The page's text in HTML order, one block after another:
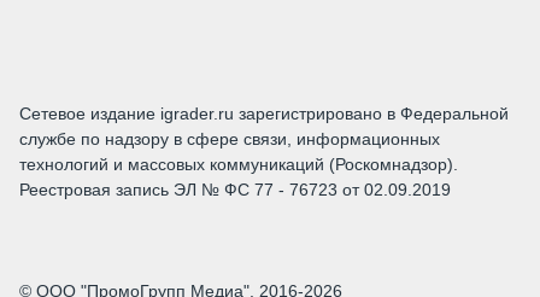
Сетевое издание igrader.ru зарегистрировано в Федеральной
службе по надзору в сфере связи, информационных
технологий и массовых коммуникаций (Роскомнадзор).
Реестровая запись ЭЛ № ФС 77 - 76723 от 02.09.2019
© ООО "ПромоГрупп Медиа", 2016-2026